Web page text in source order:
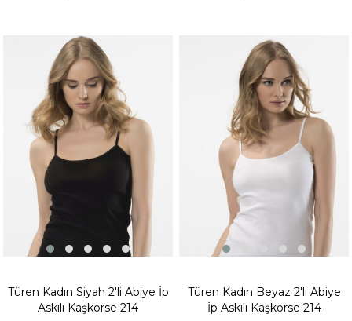
Türen Kadın Siyah 2'li Abiye İp
Askılı Kaşkorse 214
Türen Kadın Beyaz 2'li Abiye
İp Askılı Kaşkorse 214